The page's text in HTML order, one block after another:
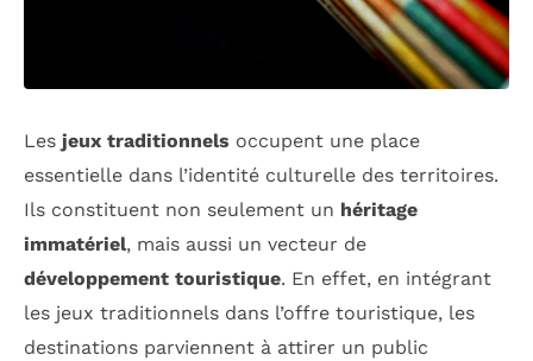
Les jeux traditionnels occupent une place
essentielle dans l’identité culturelle des territoires.
Ils constituent non seulement un héritage
immatériel, mais aussi un vecteur de
développement touristique. En effet, en intégrant
les jeux traditionnels dans l’offre touristique, les
destinations parviennent à attirer un public